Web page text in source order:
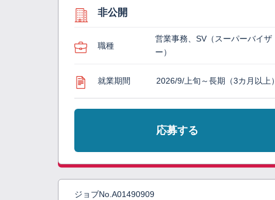
非公開
職種
営業事務、SV（スーパーバイザ
ー）
就業期間 2026/9/上旬～長期（3カ月以上）
応募する
ジョブNo. A01490909